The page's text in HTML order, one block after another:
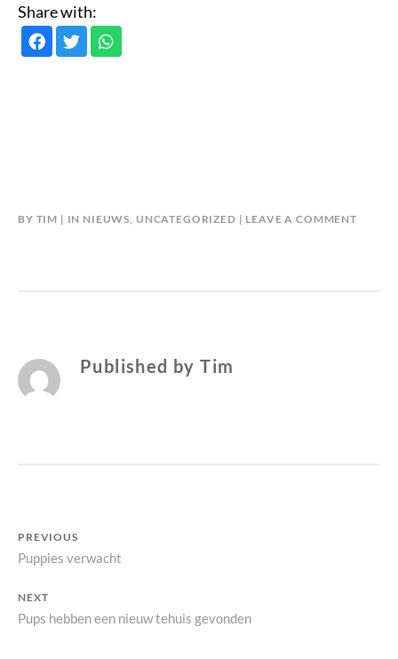
Share with:
BY TIM IN NIEUWS UNCATEGORIZED LEAVE A COMMENT
Published byTim
Post
navigation
PREVIOUS
Previous
Puppies verwacht
NEXT
Next
Pups hebben een nieuw tehuis gevonden